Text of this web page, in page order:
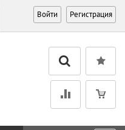
Войти Регистрация